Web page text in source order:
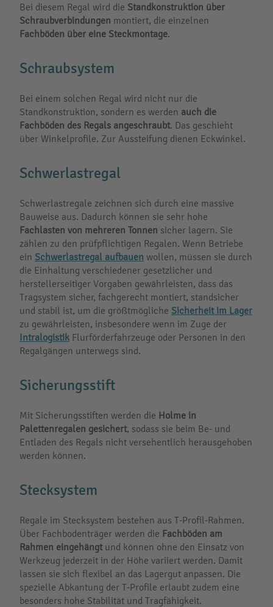
Bei diesem Regal wird die Standkonstruktion über
Schraubverbindungen montiert, die einzelnen
Fachböden über eine Steckmontage.
Schraubsystem
Bei einem solchen Regal wird nicht nur die
Standkonstruktion, sondern es werden auch die
Fachböden des Regals angeschraubt. Das geschieht
über Winkelprofile. Zur Aussteifung dienen Eckwinkel.
Schwerlastregal
Schwerlastregale zeichnen sich durch eine massive
Bauweise aus. Dadurch können sie sehr hohe
Fachlasten von mehreren Tonnen sicher lagern. Sie
zählen zu den prüfpflichtigen Regalen. Wenn Betriebe
ein Schwerlastregal aufbauen wollen, müssen sie durch
die Einhaltung verschiedener gesetzlicher und
herstellerseitiger Vorgaben gewährleisten, dass das
Tragsystem sicher, fachgerecht montiert, standsicher
und stabil ist, um die größtmögliche Sicherheit im Lager
zu gewährleisten, insbesondere wenn im Zuge der
Intralogistik Flurförderfahrzeuge oder Personen in den
Regalgängen unterwegs sind.
Sicherungsstift
Mit Sicherungsstiften werden die Holme in
Palettenregalen gesichert, sodass sie beim Be- und
Entladen des Regals nicht versehentlich herausgehoben
werden können.
Stecksystem
Regale im Stecksystem bestehen aus T-Profil-Rahmen.
Über Fachbodenträger werden die Fachböden am
Rahmen eingehängtund können ohne den Einsatz von
Werkzeug jederzeit in der Höhe variiert werden. Damit
lassen sie sich flexibel an das Lagergut anpassen. Die
spezielle Abkantung der T-Profile erlaubt zudem eine
besonders hohe Stabilität und Tragfähigkeit.